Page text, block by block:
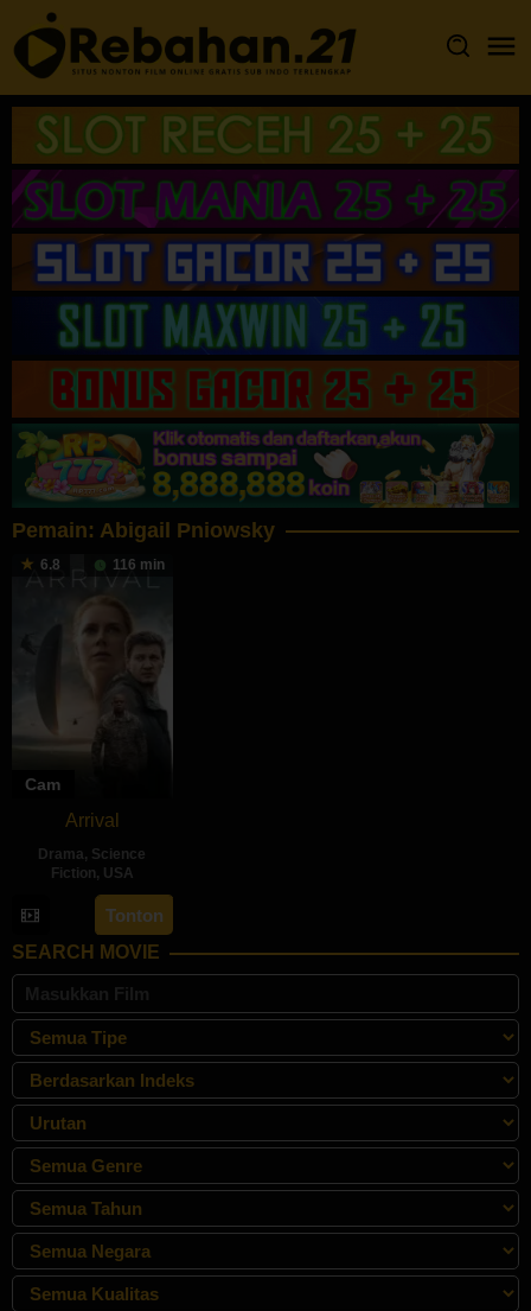
Loncat
ke
konten
Pemain: Abigail Pniowsky
6.8 116 min
Cam
Arrival
Drama, Science
Fiction, USA
10
Nov
2016
Denis
Villeneuve
Donald
Tonton
SEARCH MOVIE